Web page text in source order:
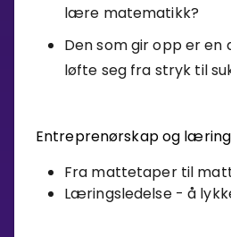
lære matematikk?
Den som gir opp er en
løfte seg fra stryk til
Entreprenørskap og
Fra mattetaper til
Læringsledelse - å